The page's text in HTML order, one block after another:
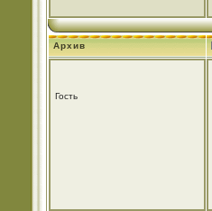
Архив
Гость